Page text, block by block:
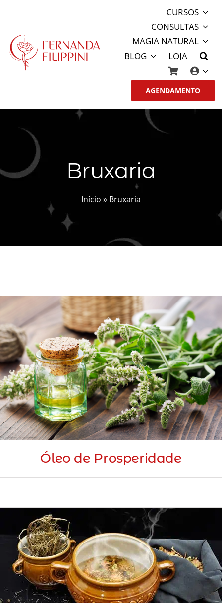
conteúdo
CURSOS
CONSULTAS
MAGIA NATURAL
BLOG
LOJA
AGENDAMENTO
Bruxaria
Início » Bruxaria
Óleo de Prosperidade